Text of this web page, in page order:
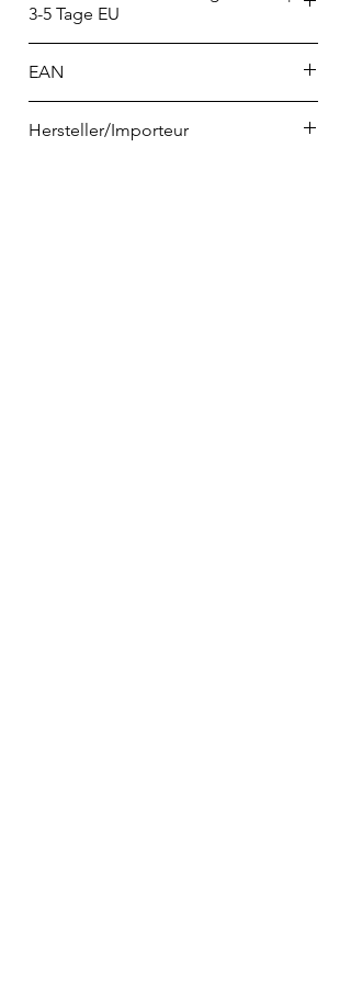
3-5 Tage EU
EAN
Hersteller/Importeur